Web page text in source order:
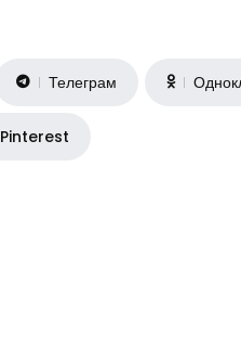
Телеграм
Pinterest